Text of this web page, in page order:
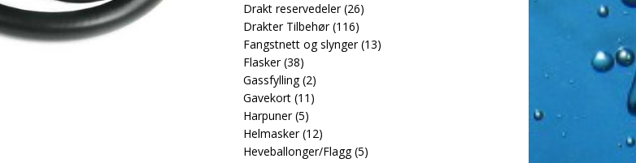
Drakt reservedeler (26)
Drakter Tilbehør (116)
Fangstnett og slynger (13)
Flasker (38)
Gassfylling (2)
Gavekort (11)
Harpuner (5)
Helmasker (12)
Heveballonger/Flagg (5)